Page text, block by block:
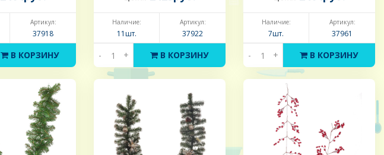
Артикул:
37918
В КОРЗИНУ
Наличие:
11шт.
Артикул:
37922
- + В КОРЗИНУ
Наличие:
7шт.
Артикул:
37961
- + В КОРЗИНУ